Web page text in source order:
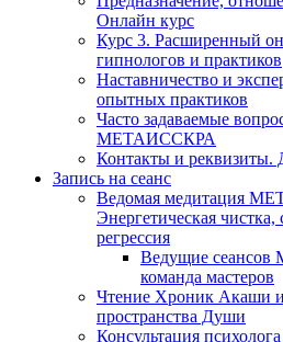
Онлайн курс
Курс 3. Расширенный
гипнологов и практиков
Наставничество и
опытных практиков
Часто задаваемые
МЕТАИССКРА
Контакты и реквизиты.
Запись на сеанс
Ведомая медитация
Энергетическая чистка,
регрессия
Ведущие
команда мастеров
Чтение Хроник Акаши
пространства Души
Консультация